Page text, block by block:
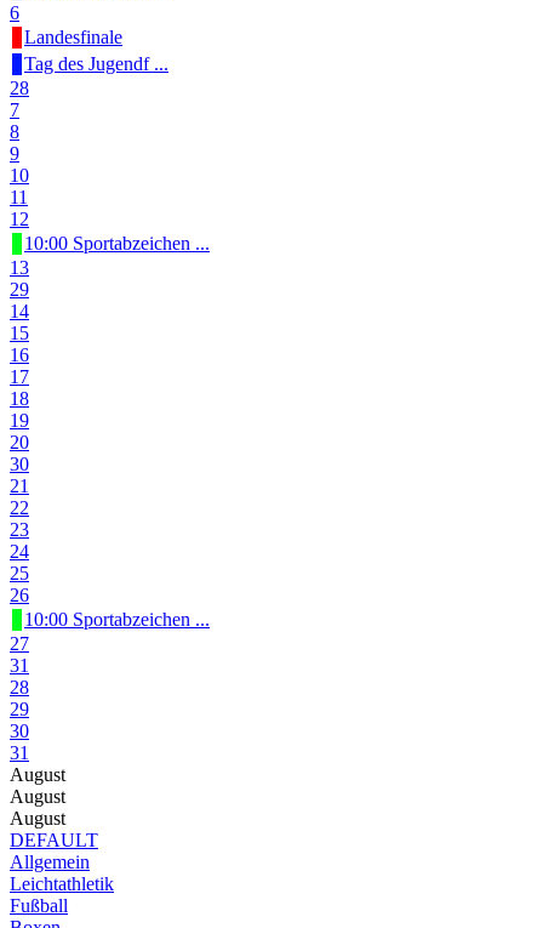
6
Landesfinale
Tag des Jugendf ...
28
7
8
9
10
11
12
10:00 Sportabzeichen ...
13
29
14
15
16
17
18
19
20
30
21
22
23
24
25
26
10:00 Sportabzeichen ...
27
31
28
29
30
31
August
August
August
DEFAULT
Allgemein
Leichtathletik
Fußball